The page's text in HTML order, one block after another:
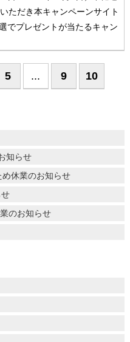
ただき本キャンペーンサイト
でプレゼントが当たるキャン
5 ... 9 10
知らせ
休業のお知らせ
のお知らせ